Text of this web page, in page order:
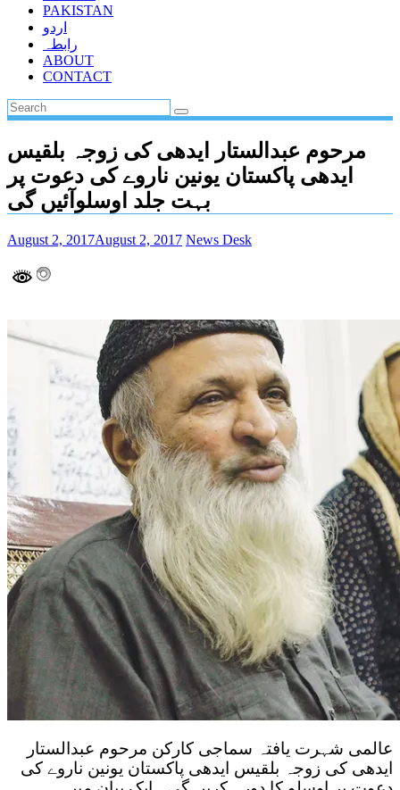
PAKISTAN
اردو
رابطہ
ABOUT
CONTACT
مرحوم عبدالستار ایدھی کی زوجہ بلقیس
ایدھی پاکستان یونین ناروے کی دعوت پر
بہت جلد اوسلوآئیں گی
August 2, 2017August 2, 2017 News Desk
عالمی شہرت یافتہ سماجی کارکن مرحوم عبدالستار
ایدھی کی زوجہ بلقیس ایدھی پاکستان یونین ناروے کی